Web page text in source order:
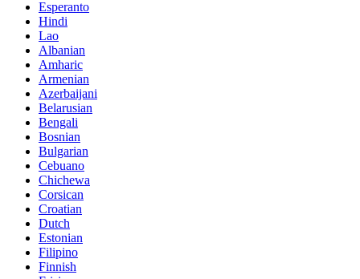
Esperanto
Hindi
Lao
Albanian
Amharic
Armenian
Azerbaijani
Belarusian
Bengali
Bosnian
Bulgarian
Cebuano
Chichewa
Corsican
Croatian
Dutch
Estonian
Filipino
Finnish